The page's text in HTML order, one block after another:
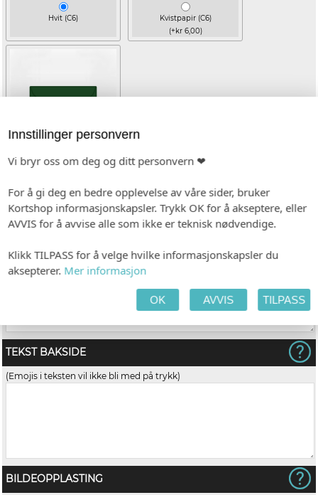
Hvit (C6)
Kvistpapir (C6)
(+kr 6,00)
(+kr 6,00)
TEKST FREMSIDE
(Emojis i teksten vil ikke bli med på trykk)
TEKST BAKSIDE
(Emojis i teksten vil ikke bli med på trykk)
BILDEOPPLASTING
Innstillinger personvern
Vi bryr oss om deg og ditt personvern ❤
For å gi deg en bedre opplevelse av våre sider, bruker
Kortshop informasjonskapsler. Trykk OK for å akseptere, eller
AVVIS for å avvise alle som ikke er teknisk nødvendige.
Klikk TILPASS for å velge hvilke informasjonskapsler du
aksepterer. Mer informasjon
OK AVVIS TILPASS